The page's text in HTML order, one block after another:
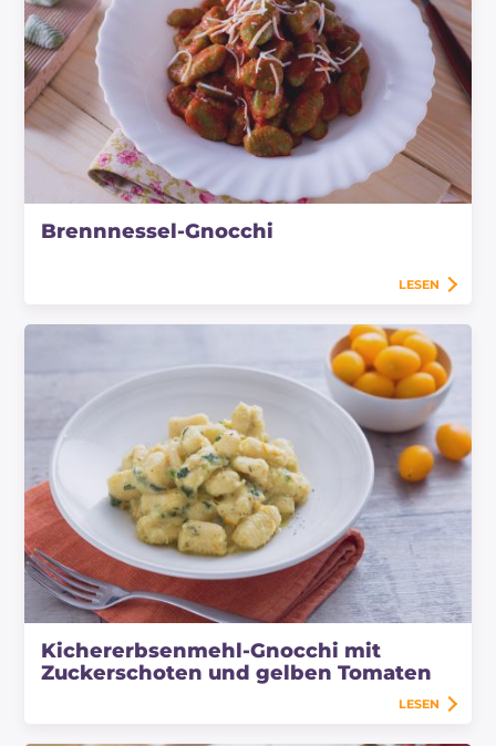
Brennnessel-Gnocchi
LESEN
Kichererbsenmehl-Gnocchi mit
Zuckerschoten und gelben Tomaten
LESEN